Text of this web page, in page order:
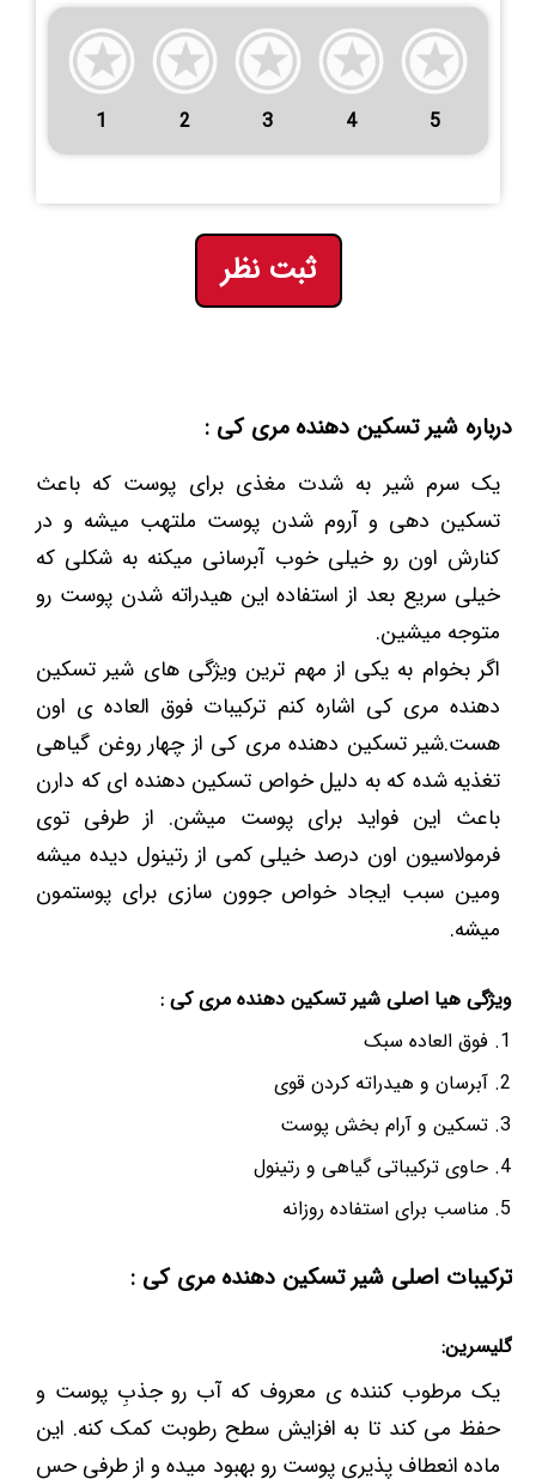
1 2 3 4 5
ثبت نظر
درباره شیر تسکین دهنده مری کی :
یک سرم شیر به شدت مغذی برای پوست که باعث
تسکین دهی و آروم شدن پوست ملتهب میشه و در
کنارش اون رو خیلی خوب آبرسانی میکنه به شکلی که
خیلی سریع بعد از استفاده این هیدراته شدن پوست رو
متوجه میشین.
اگر بخوام به یکی از مهم ترین ویژگی های شیر تسکین
دهنده مری کی اشاره کنم ترکیبات فوق العاده ی اون
هست.شیر تسکین دهنده مری کی از چهار روغن گیاهی
تغذیه شده که به دلیل خواص تسکین دهنده ای که دارن
باعث این فواید برای پوست میشن. از طرفی توی
فرمولاسیون اون درصد خیلی کمی از رتینول دیده میشه
ومین سبب ایجاد خواص جوون سازی برای پوستمون
میشه.
ویژگی هیا اصلی شیر تسکین دهنده مری کی :
فوق العاده سبک
آبرسان و هیدراته کردن قوی
تسکین و آرام بخش پوست
حاوی ترکیباتی گیاهی و رتینول
مناسب برای استفاده روزانه
ترکیبات اصلی شیر تسکین دهنده مری کی :
گلیسرین:
یک مرطوب کننده ی معروف که آب رو جذبِ پوست و
حفظ می کند تا به افزایش سطح رطوبت کمک کنه. این
ماده انعطاف پذیری پوست رو بهبود میده و از طرفی حس